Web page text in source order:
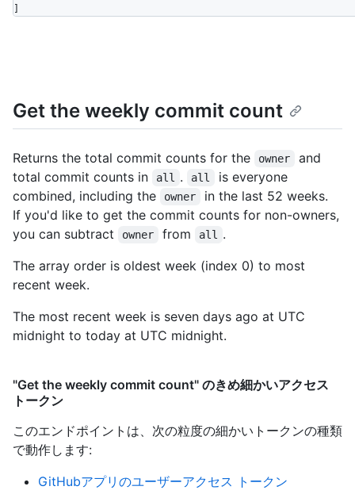
]
Get the weekly commit count
Returns the total commit counts for the owner
and
total commit counts in
all . all
is everyone
combined, including the
owner
in the last 52 weeks.
If you'd like to get the commit counts for non-owners,
you can subtract
owner from all
.
The array order is oldest week (index 0) to most
recent week.
The most recent week is seven days ago at UTC
midnight to today at UTC midnight.
"Get the weekly commit count" のきめ細かいアクセス
トークン
このエンドポイントは、次の粒度の細かいトークンの種類
で動作します:
GitHubアプリのユーザーアクセス トークン